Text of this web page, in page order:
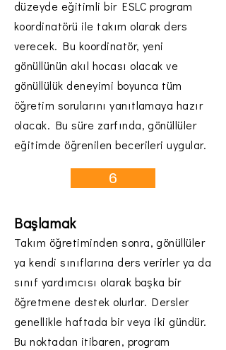
düzeyde eğitimli bir ESLC program
koordinatörü ile takım olarak ders
verecek. Bu koordinatör, yeni
gönüllünün akıl hocası olacak ve
gönüllülük deneyimi boyunca tüm
öğretim sorularını yanıtlamaya hazır
olacak. Bu süre zarfında, gönüllüler
eğitimde öğrenilen becerileri uygular.
6
Başlamak
Takım öğretiminden sonra, gönüllüler
ya kendi sınıflarına ders verirler ya da
sınıf yardımcısı olarak başka bir
öğretmene destek olurlar. Dersler
genellikle haftada bir veya iki gündür.
Bu noktadan itibaren, program